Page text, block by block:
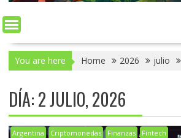
You are here Home 2026 julio
DÍA:2 JULIO, 2026
Argentina Criptomonedas Finanzas Fintech